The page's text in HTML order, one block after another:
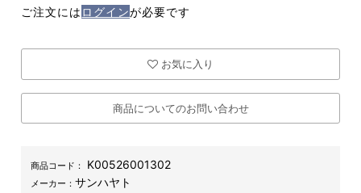
ご注文には ログインが必要です
お気に入り
商品についてのお問い合わせ
商品コード： K00526001302
メーカー：サンハヤト